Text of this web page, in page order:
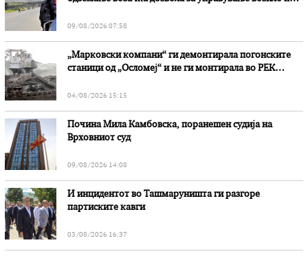
09/08/2026 07:58
„Марковски компани“ ги демонтирала погонските
станици од „Осломеј“ и не ги монтирала во РЕК
04/08/2026 15:15
Почина Мила Камбовска, поранешен судија на
Врховниот суд
09/08/2026 14:08
И инцидентот во Ташмаруништa ги разгоре
партиските кавги
03/08/2026 16:37